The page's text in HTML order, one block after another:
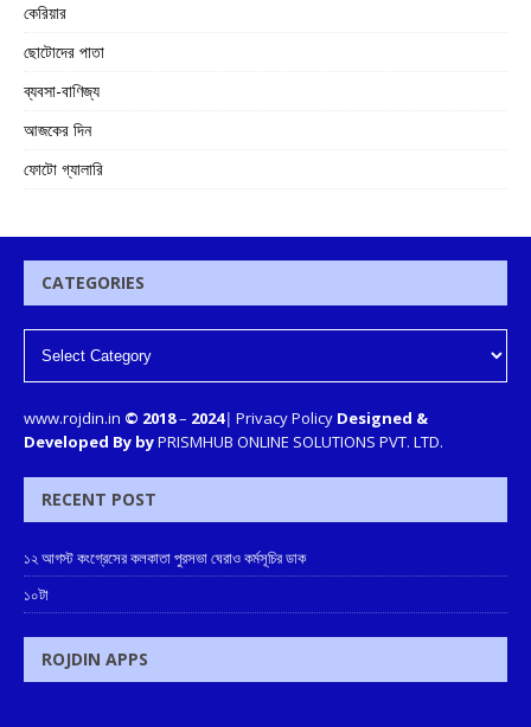
কেরিয়ার
ছোটোদের পাতা
ব্যবসা-বাণিজ্য
আজকের দিন
ফোটো গ্যালারি
CATEGORIES
www.rojdin.in © 2018– 2024| Privacy Policy Designed &
Developed By byPRISMHUB ONLINE SOLUTIONS PVT. LTD.
RECENT POST
১২ আগস্ট কংগ্রেসের কলকাতা পুরসভা ঘেরাও কর্মসূচির ডাক
১০টা
ROJDIN APPS